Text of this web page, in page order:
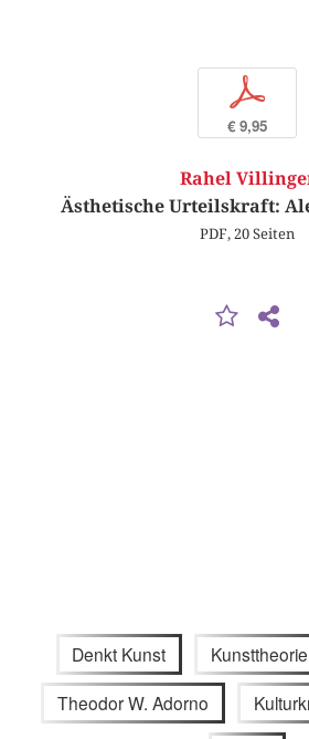
p
€ 9,95
Rahel
Ästhetische Urteilskraft:
PDF, 20 Seiten
Denkt Kunst Kunsttheorie
Theodor W. Adorno